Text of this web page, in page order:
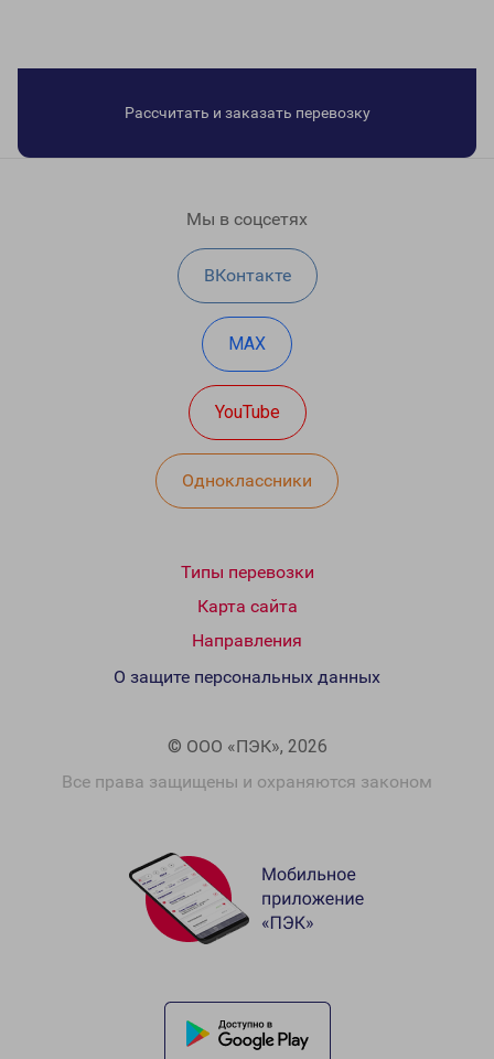
Рассчитать и заказать перевозку
Мы в соцсетях
ВКонтакте
MAX
YouTube
Одноклассники
Типы перевозки
Карта сайта
Направления
© ООО «ПЭК», 2026
Все права защищены и охраняются законом
О защите персональных данных